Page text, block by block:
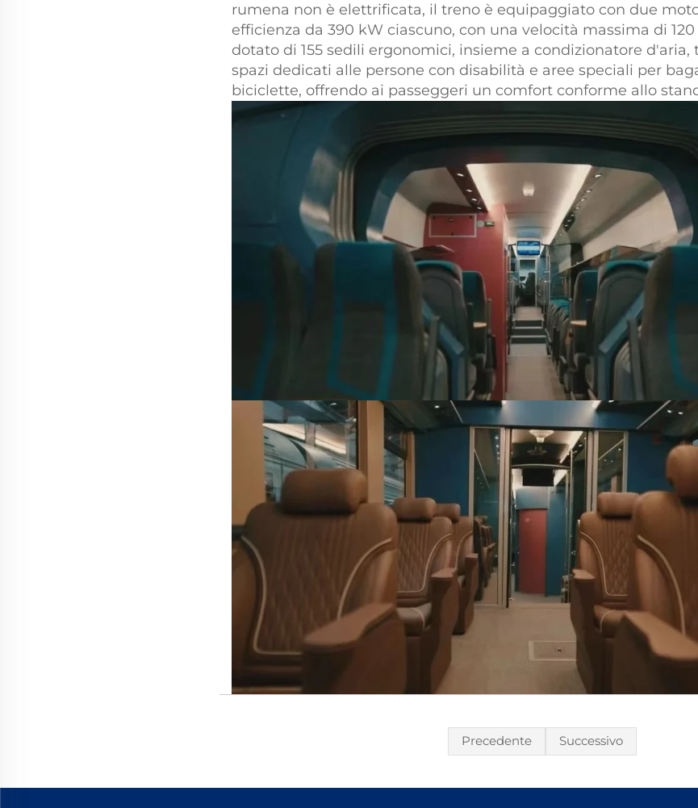
rumena non è elettrificata, il treno è equipaggiato con due
efficienza da 390 kW ciascuno, con una velocità massima di
dotato di 155 sedili ergonomici, insieme a condizionatore d'aria,
spazi dedicati alle persone con disabilità e aree speciali per
biciclette, offrendo ai passeggeri un comfort conforme allo
Precedente Successivo